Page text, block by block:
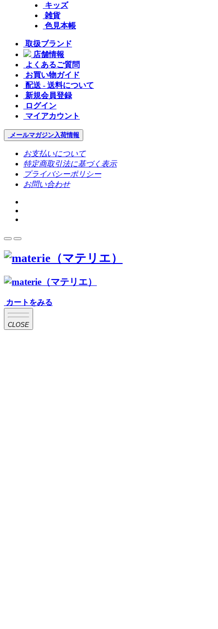
キッズ
雑貨
色見本帳
取扱ブランド
店舗情報
よくあるご質問
お買い物ガイド
配送 - 送料について
新規会員登録
ログイン
マイアカウント
メールマガジン入荷情報
お支払いについて
特定商取引法に基づく表示
プライバシーポリシー
お問い合わせ
カートをみる
CLOSE